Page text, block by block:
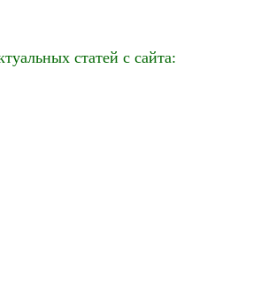
статей с сайта: